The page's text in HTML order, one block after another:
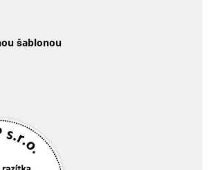
šablonou